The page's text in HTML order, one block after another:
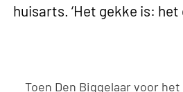
huisarts. ‘Het gekke is:
Toen Den Biggelaar voor